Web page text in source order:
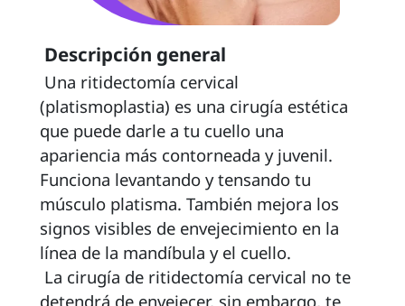
Descripción general
(platismoplastia) es una cirugía estética
que puede darle a tu cuello una
apariencia más contorneada y juvenil.
Funciona levantando y tensando tu
músculo platisma. También mejora los
signos visibles de envejecimiento en la
línea de la mandíbula y el cuello.
detendrá de envejecer, sin embargo, te